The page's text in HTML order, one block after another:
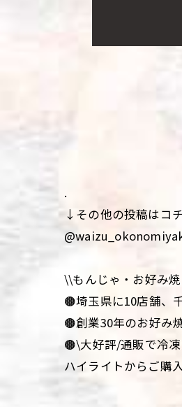
.
↓その他の投稿はコ
\\もんじゃ・お好み
🟤埼玉県に10店舗、
🟤創業30年のお好み
🟤\大好評/通販で冷
ハイライトからご購